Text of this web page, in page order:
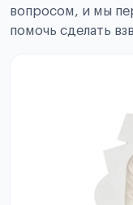
вопросом, и мы
помочь сделать